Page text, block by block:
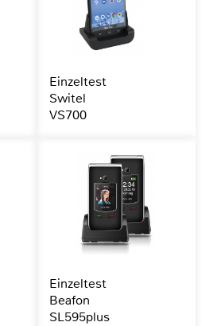
Einzeltest
Switel
VS700
Einzeltest
Beafon
SL595plus